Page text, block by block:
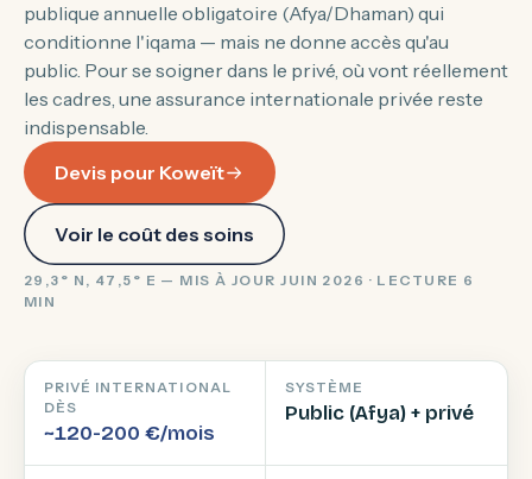
publique annuelle obligatoire (Afya/Dhaman) qui
conditionne l'iqama — mais ne donne accès qu'au
public. Pour se soigner dans le privé, où vont réellement
les cadres, une assurance internationale privée reste
indispensable.
Devis pour Koweït
Voir le coût des soins
29,3° N, 47,5° E — MIS À JOUR JUIN 2026 · LECTURE 6
MIN
PRIVÉ INTERNATIONAL
DÈS
~120-200 €/mois
SYSTÈME
Public (Afya) + privé